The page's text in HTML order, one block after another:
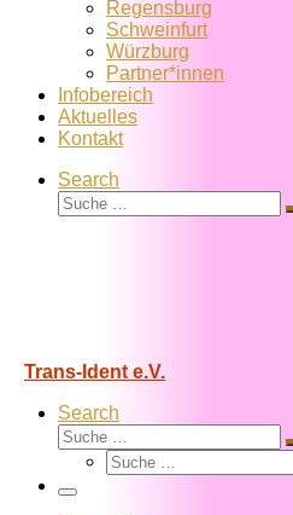
Regensburg
Schweinfurt
Würzburg
Partner*innen
Infobereich
Aktuelles
Kontakt
Search
Suche
Trans-Ident e.V.
Search
Suche
Suche
Menü